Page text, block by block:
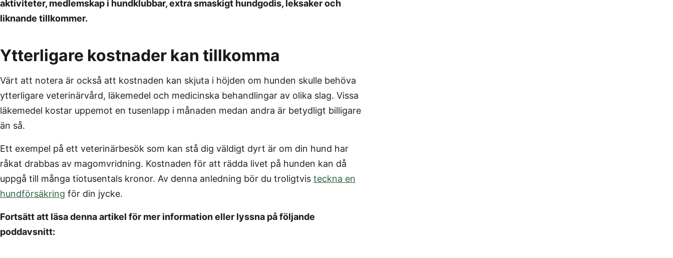
aktiviteter, medlemskap i hundklubbar, extra smaskigt hundgodis, leksaker och
liknande tillkommer.
Ytterligare kostnader kan tillkomma
Värt att notera är också att kostnaden kan skjuta i höjden om hunden skulle behöva
ytterligare veterinärvård, läkemedel och medicinska behandlingar av olika slag. Vissa
läkemedel kostar uppemot en tusenlapp i månaden medan andra är betydligt billigare
än så.
Ett exempel på ett veterinärbesök som kan stå dig väldigt dyrt är om din hund har
råkat drabbas av magomvridning. Kostnaden för att rädda livet på hunden kan då
uppgå till många tiotusentals kronor. Av denna anledning bör du troligtvis teckna en
hundförsäkring för din jycke.
Fortsätt att läsa denna artikel för mer information eller lyssna på följande
poddavsnitt: